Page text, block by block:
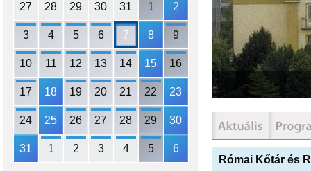
27 28 29 30 31 1 2
3 4 5 6 7 8 9
10 11 12 13 14 15 16
17 18 19 20 21 22 23
24 25 26 27 28 29 30
31 1 2 3 4 5 6
Római Kőtár és